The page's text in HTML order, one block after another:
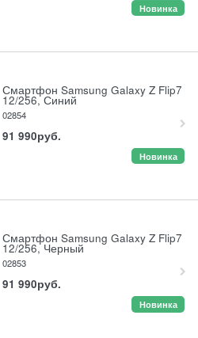
Новинка
Смартфон Samsung Galaxy Z Flip7
12/256, Синий
02854
91 990руб.
Новинка
Смартфон Samsung Galaxy Z Flip7
12/256, Черный
02853
91 990руб.
Новинка